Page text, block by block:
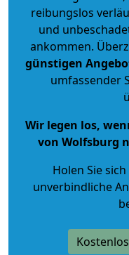
reibungslos
und
ankommen.
günstigen
umfassender
Wir legen los,
von Wolfsburg
Holen Sie
unverbindliche